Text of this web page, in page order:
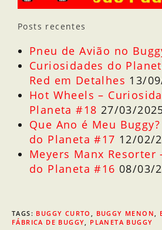
Posts recentes
Pneu de Avião no
Curiosidades do
Red em Detalhes 13/
Hot Wheels –
Planeta #18 27/03/
Que Ano é Meu
do Planeta #17 12/02/
Meyers Manx Resorter
do Planeta #16 08/03/
TAGS: BUGGY CURTO BUGGY MENON
FÁBRICA DE BUGGY
PLANETA BUGGY